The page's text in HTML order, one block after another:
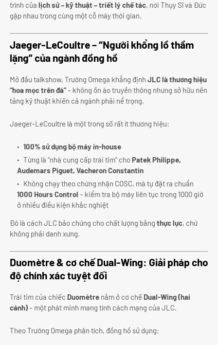
trình của lịch sử – kỹ thuật – triết lý chế tác, nơi Thụy Sĩ và Đức
gặp nhau trong cùng một cỗ máy thời gian.
Jaeger-LeCoultre – “Người khổng lồ thầm
lặng” của ngành đồng hồ
Mở đầu talkshow, Trường Omega khẳng định JLC là thương hiệu
“hoa mọc trên đá”– không ồn ào truyền thông nhưng sở hữu nền
tảng kỹ thuật khiến cả ngành phải nể trọng.
Jaeger-LeCoultre là một trong số rất ít thương hiệu:
100% sử dụng bộ máy in-house
Từng là “nhà cung cấp trái tim” choPatek Philippe,
Audemars Piguet, Vacheron Constantin
Không chạy theo chứng nhận COSC, mà tự đặt ra chuẩn
1000 Hours Control – kiểm tra bộ máy liên tục trong 1000 giờ
ở nhiều điều kiện khắc nghiệt
Đó là cách JLC bảo chứng cho chất lượng bằng thực lực, chứ
không phải danh xưng.
Duomètre & cơ chế Dual-Wing: Giải pháp cho
độ chính xác tuyệt đối
Trái tim của chiếc Duomètre nằm ở cơ chế Dual-Wing (hai
cánh)– một phát minh mang tính cách mạng của JLC.
Theo Trường Omega phân tích, đồng hồ sử dụng: